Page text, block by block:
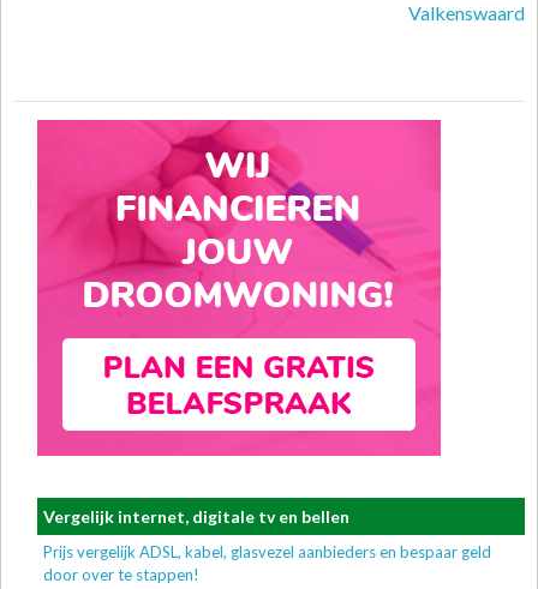
Valkenswaard
Vergelijk internet, digitale tv en bellen
Prijs vergelijk ADSL, kabel, glasvezel aanbieders en bespaar geld
door over te stappen!